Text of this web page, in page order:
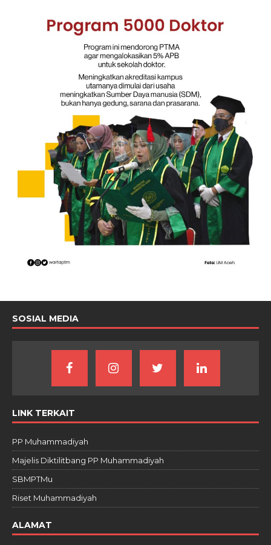
SOSIAL MEDIA
LINK TERKAIT
PP Muhammadiyah
Majelis Diktilitbang PP Muhammadiyah
SBMPTMu
Riset Muhammadiyah
ALAMAT